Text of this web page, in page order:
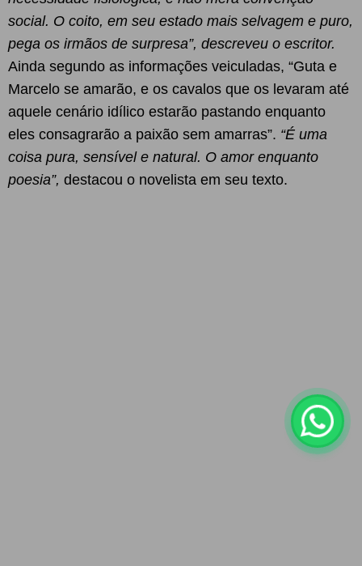
social. O coito, em seu estado mais selvagem e puro,
pega os irmãos de surpresa”, descreveu o escritor.
Ainda segundo as informações veiculadas, “Guta e
Marcelo se amarão, e os cavalos que os levaram até
aquele cenário idílico estarão pastando enquanto
eles consagrarão a paixão sem amarras”. “É uma
coisa pura, sensível e natural. O amor enquanto
poesia”, destacou o novelista em seu texto.